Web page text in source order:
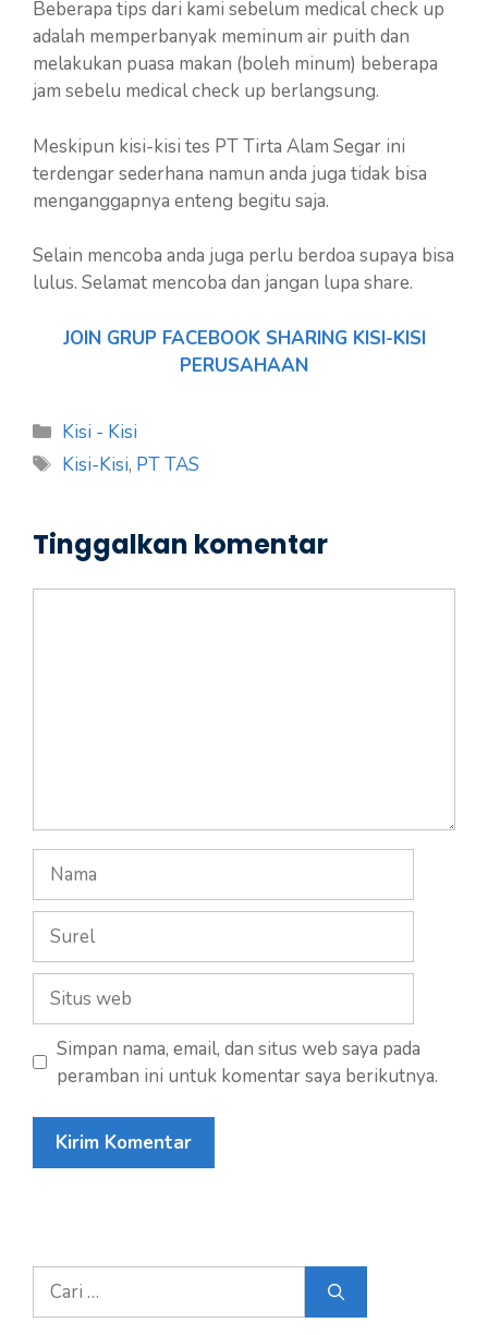
Beberapa tips dari kami sebelum medical check up
adalah memperbanyak meminum air puith dan
melakukan puasa makan (boleh minum) beberapa
jam sebelu medical check up berlangsung.
Meskipun kisi-kisi tes PT Tirta Alam Segar ini
terdengar sederhana namun anda juga tidak bisa
menganggapnya enteng begitu saja.
Selain mencoba anda juga perlu berdoa supaya bisa
lulus. Selamat mencoba dan jangan lupa share.
JOIN GRUP FACEBOOK SHARING KISI-KISI
PERUSAHAAN
Kategori
Kisi - Kisi
Tag
Kisi-Kisi, PT TAS
Tinggalkan komentar
Nama
Surel
Situs
web
Simpan nama, email, dan situs web saya pada
peramban ini untuk komentar saya berikutnya.
Cari
untuk: